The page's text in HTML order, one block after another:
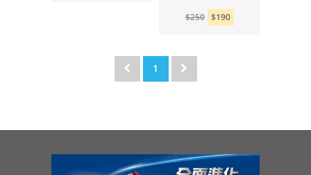
$250 $190
1